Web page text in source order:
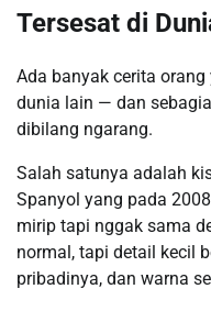
Tersesat di
Ada banyak cerita orang
dunia lain — dan
dibilang ngarang.
Salah satunya adalah
Spanyol yang pada
mirip tapi nggak sama
normal, tapi detail kecil
pribadinya, dan warna